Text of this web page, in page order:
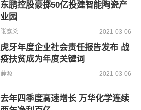
东鹏控股豪掷50亿投建智能陶瓷产
业园
张骞爻 2021-03-06
虎牙年度企业社会责任报告发布 战
疫扶贫成为年度关键词
薛源 2021-03-06
去年四季度高速增长 万华化学连续